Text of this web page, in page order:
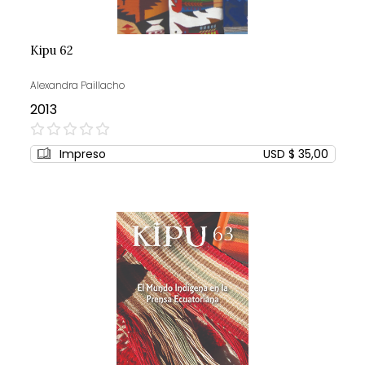
Kipu 62
Alexandra Paillacho
2013
0%
Impreso USD $ 35,00